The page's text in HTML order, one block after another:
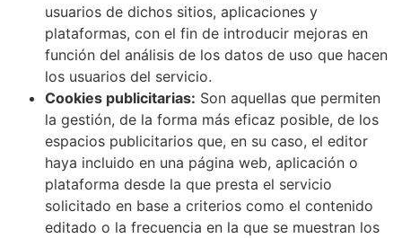
usuarios de dichos sitios, aplicaciones y
plataformas, con el fin de introducir mejoras en
función del análisis de los datos de uso que hacen
los usuarios del servicio.
Cookies publicitarias: Son aquellas que permiten
la gestión, de la forma más eficaz posible, de los
espacios publicitarios que, en su caso, el editor
haya incluido en una página web, aplicación o
plataforma desde la que presta el servicio
solicitado en base a criterios como el contenido
editado o la frecuencia en la que se muestran los